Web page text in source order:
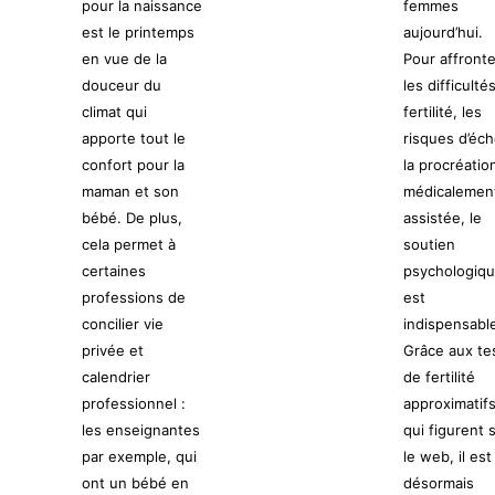
pour la naissance
est le printemps
en vue de la
douceur du
climat qui
apporte tout le
confort pour la
maman et son
bébé. De plus,
cela permet à
certaines
professions de
concilier vie
privée et
calendrier
professionnel :
les enseignantes
par exemple, qui
ont un bébé en
femmes
aujourd’hui.
Pour
les
fertilité, les
risques
la
assistée, le
soutien
est
Grâce aux
de fertilité
approximatifs
qui figurent
le web, il est
désormais